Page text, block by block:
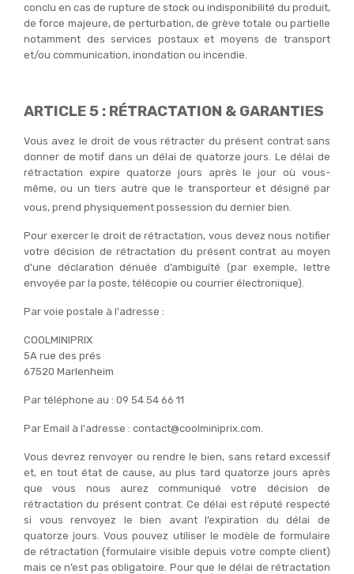
conclu en cas de rupture de stock ou indisponibilité du produit,
de force majeure, de perturbation, de grève totale ou partielle
notamment des services postaux et moyens de transport
et/ou communication, inondation ou incendie.
ARTICLE 5 : RÉTRACTATION & GARANTIES
Vous avez le droit de vous rétracter du présent contrat sans
donner de motif dans un délai de quatorze jours. Le délai de
rétractation expire quatorze jours après le jour où vous-
même, ou un tiers autre que le transporteur et désigné par
vous, prend physiquement possession du dernier bien.
Pour exercer le droit de rétractation, vous devez nous notifier
votre décision de rétractation du présent contrat au moyen
d’une déclaration dénuée d’ambiguïté (par exemple, lettre
envoyée par la poste, télécopie ou courrier électronique).
Par voie postale à l'adresse :
COOLMINIPRIX
5A rue des prés
67520 Marlenheim
Par téléphone au : 09 54 54 66 11
Par Email à l'adresse : contact@coolminiprix.com.
Vous devrez renvoyer ou rendre le bien, sans retard excessif
et, en tout état de cause, au plus tard quatorze jours après
que vous nous aurez communiqué votre décision de
rétractation du présent contrat. Ce délai est réputé respecté
si vous renvoyez le bien avant l’expiration du délai de
quatorze jours. Vous pouvez utiliser le modèle de formulaire
de rétractation (formulaire visible depuis votre compte client)
mais ce n’est pas obligatoire. Pour que le délai de rétractation